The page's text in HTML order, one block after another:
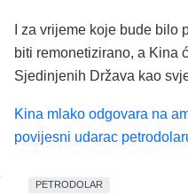
I za vrijeme koje bude bilo
biti remonetizirano, a Kina
Sjedinjenih Država kao
Kina mlako odgovara na
povijesni udarac
PETRODOLAR